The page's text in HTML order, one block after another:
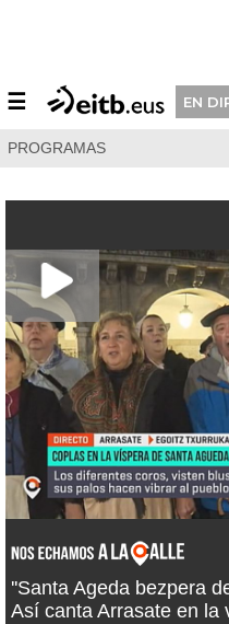
☰ EN
PROGRAMAS
''Santa Ageda bezpera
Así canta Arrasate en la